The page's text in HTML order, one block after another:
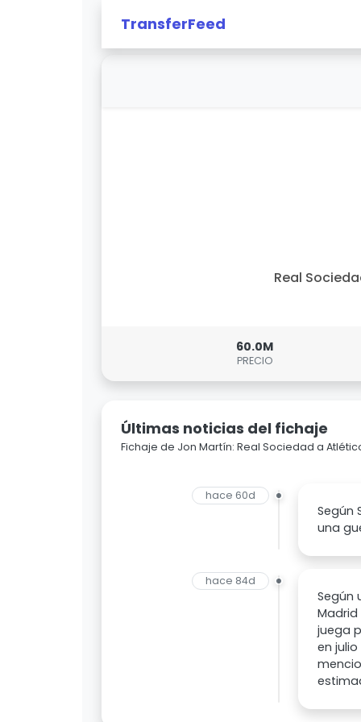
TransferFeed
Real
60.0M
PRECIO
Últimas noticias del fichaje
Fichaje de Jon Martín: Real Sociedad a
hace 60d
Según
una
hace 84d
Según
juega
en